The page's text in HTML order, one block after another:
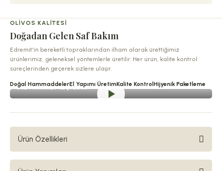
OLIVOS KALITESI
Doğadan Gelen Saf Bakım
Edremit'in bereketli topraklarından ilham alarak ürettiğimiz
ürünlerimiz, geleneksel yöntemlerle üretilir. Her ürün, kalite kontrol
süreçlerinden geçerek sizlere ulaşır.
Doğal HammaddelerEl Yapımı ÜretimKalite Kontrol Hijyenik Paketleme
ÜRETIMIMIZI KEŞFEDIN
Ürün Özellikleri
Olivos Spa Serisi’nin kalburüstü örneklerinden biri